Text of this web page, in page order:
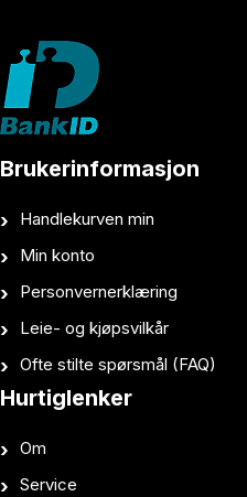
Brukerinformasjon
Handlekurven min
Min konto
Personvernerklæring
Leie- og kjøpsvilkår
Ofte stilte spørsmål (FAQ)
Hurtiglenker
Om
Service